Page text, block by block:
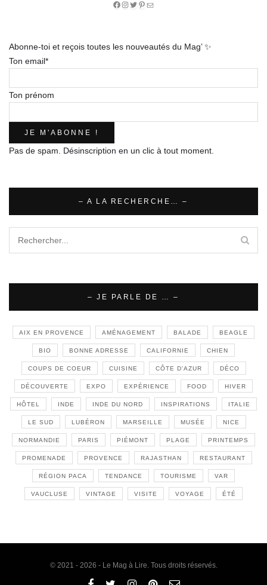
Facebook
Instagram
Twitter
Pinterest
E-
Abonne-toi et reçois toutes les nouveautés du Mag’ ✨
Ton email*
Ton prénom
Pas de spam. Désinscription en un clic à tout moment.
– A LA RECHERCHE… –
– JE PARLE DE … –
AIX EN PROVENCE AMÉNAGEMENT BALADE BEAGLE
BIO BONNE ADRESSE CALIFORNIE CHIEN
COUPS DE COEUR CUISINE CÔTE D'AZUR DÉCO
DÉCOUVERTE EXPO EXPÉRIENCE FOOD HIVER
HÔTEL INDE INDE DU NORD INSPIRATIONS ITALIE
LE SUD LUBÉRON MARSEILLE MUSÉE NICE
NORMANDIE PARIS PIÉMONT PLAGE PRINTEMPS
PROMENADE PROVENCE RAJASTHAN RESTAURANT
RÉGION PACA TENDANCE TOURISME VAR
VAUCLUSE VINTAGE VISITE VOYAGE ÉTÉ
© 2021 - 2026 - Le Mag à Lire. Tous droits réservés.